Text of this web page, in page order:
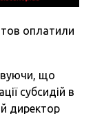
оплатили
що
субсидій в
директор